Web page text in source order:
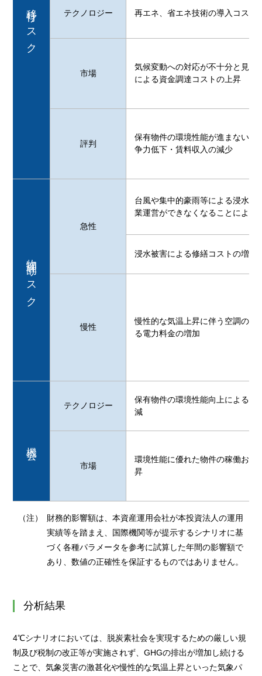
移行リスク テクノロジー 再エネ、省エネ技術の導入コスト
市場
気候変動への対応が不十分と見做
による資金調達コストの上昇
評判
保有物件の環境性能が進まないこ
争力低下・賃料収入の減少
物理的リスク
急性
台風や集中的豪雨等による浸水被
業運営ができなくなることによる
浸水被害による修繕コストの増加
慢性
慢性的な気温上昇に伴う空調の運
る電力料金の増加
テクノロジー
保有物件の環境性能向上による電
減
市場
環境性能に優れた物件の稼働およ
昇
（注）
財務的影響額は、本資産運用会社が本投資法人の運用
実績等を踏まえ、国際機関等が提示するシナリオに基
づく各種パラメータを参考に試算した年間の影響額で
あり、数値の正確性を保証するものではありません。
分析結果
4℃シナリオにおいては、脱炭素社会を実現するための厳しい規
制及び税制の改正等が実施されず、GHGの排出が増加し続ける
ことで、気象災害の激甚化や慢性的な気温上昇といった気象パ